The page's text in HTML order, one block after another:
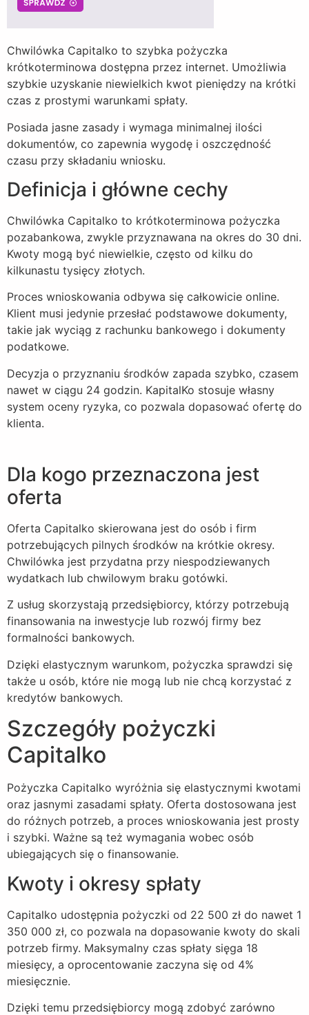
Chwilówka Capitalko to szybka pożyczka
krótkoterminowa dostępna przez internet. Umożliwia
szybkie uzyskanie niewielkich kwot pieniędzy na krótki
czas z prostymi warunkami spłaty.
Posiada jasne zasady i wymaga minimalnej ilości
dokumentów, co zapewnia wygodę i oszczędność
czasu przy składaniu wniosku.
Definicja i główne cechy
Chwilówka Capitalko to krótkoterminowa pożyczka
pozabankowa, zwykle przyznawana na okres do 30 dni.
Kwoty mogą być niewielkie, często od kilku do
kilkunastu tysięcy złotych.
Proces wnioskowania odbywa się całkowicie online.
Klient musi jedynie przesłać podstawowe dokumenty,
takie jak wyciąg z rachunku bankowego i dokumenty
podatkowe.
Decyzja o przyznaniu środków zapada szybko, czasem
nawet w ciągu 24 godzin. KapitalKo stosuje własny
system oceny ryzyka, co pozwala dopasować ofertę do
klienta.
Dla kogo przeznaczona jest
oferta
Oferta Capitalko skierowana jest do osób i firm
potrzebujących pilnych środków na krótkie okresy.
Chwilówka jest przydatna przy niespodziewanych
wydatkach lub chwilowym braku gotówki.
Z usług skorzystają przedsiębiorcy, którzy potrzebują
finansowania na inwestycje lub rozwój firmy bez
formalności bankowych.
Dzięki elastycznym warunkom, pożyczka sprawdzi się
także u osób, które nie mogą lub nie chcą korzystać z
kredytów bankowych.
Szczegóły pożyczki
Capitalko
Pożyczka Capitalko wyróżnia się elastycznymi kwotami
oraz jasnymi zasadami spłaty. Oferta dostosowana jest
do różnych potrzeb, a proces wnioskowania jest prosty
i szybki. Ważne są też wymagania wobec osób
ubiegających się o finansowanie.
Kwoty i okresy spłaty
Capitalko udostępnia pożyczki od 22 500 zł do nawet 1
350 000 zł, co pozwala na dopasowanie kwoty do skali
potrzeb firmy. Maksymalny czas spłaty sięga 18
miesięcy, a oprocentowanie zaczyna się od 4%
miesięcznie.
Dzięki temu przedsiębiorcy mogą zdobyć zarówno